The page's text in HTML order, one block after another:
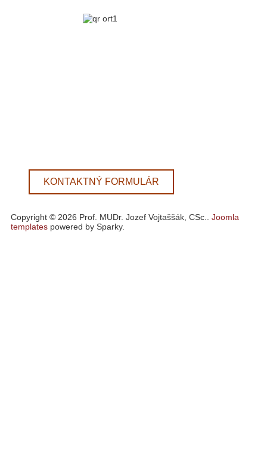
KONTAKTNÝ FORMULÁR
Copyright © 2026 Prof. MUDr. Jozef Vojtaššák, CSc.. Joomla
templates powered by Sparky.